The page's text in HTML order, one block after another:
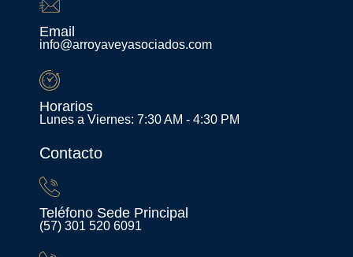
Email
info@arroyaveyasociados.com
Horarios
Lunes a Viernes: 7:30 AM - 4:30 PM
Contacto
Teléfono Sede Principal
(57) 301 520 6091